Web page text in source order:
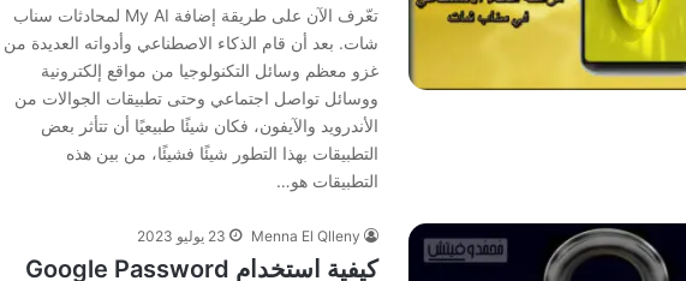
تعّرف الآن على طريقة إضافة My AI لمحادثات سناب
شات. بعد أن قام الذكاء الاصطناعي وأدواته العديدة من
غزو معظم وسائل التكنولوجيا من مواقع إلكترونية
ووسائل تواصل اجتماعي وحتى تطبيقات الجوالات من
الأندرويد والآيفون، فكان شيئًا طبيعيًا أن تتأثر بعض
التطبيقات بهذا التطور شيئًا فشيئًا، من بين هذه
التطبيقات هو…
Menna El Qlleny 23 يوليو 2023
كيفية استخدام Google Password